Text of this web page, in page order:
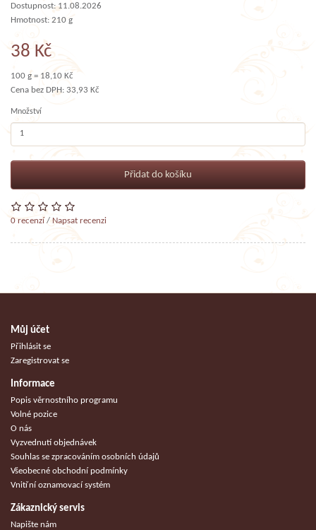
Dostupnost: 11.08.2026
Hmotnost: 210 g
38 Kč
100 g = 18,10 Kč
Cena bez DPH: 33,93 Kč
Množství
Přidat do košíku
0 recenzí/ Napsat recenzi
Můj účet
Přihlásit se
Zaregistrovat se
Informace
Popis věrnostního programu
Volné pozice
O nás
Vyzvednutí objednávek
Souhlas se zpracováním osobních údajů
Všeobecné obchodní podmínky
Vnitřní oznamovací systém
Zákaznický servis
Napište nám